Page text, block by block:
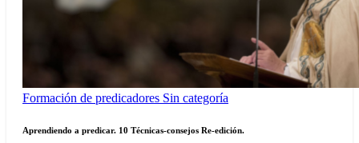
Formación de predicadores Sin categoría
Aprendiendo a predicar. 10 Técnicas-consejos Re-edición.